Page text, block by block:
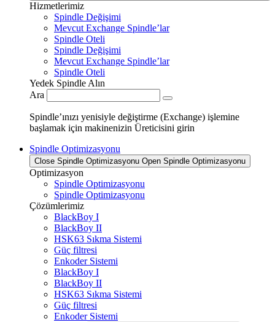
Hizmetlerimiz
Spindle Değişimi
Mevcut Exchange Spindle’lar
Spindle Oteli
Spindle Değişimi
Mevcut Exchange Spindle’lar
Spindle Oteli
Yedek Spindle Alın
Ara
Spindle’ınızı yenisiyle değiştirme (Exchange) işlemine
başlamak için makinenizin Üreticisini girin
Spindle Optimizasyonu
Close Spindle Optimizasyonu Open Spindle Optimizasyonu
Optimizasyon
Spindle Optimizasyonu
Spindle Optimizasyonu
Çözümlerimiz
BlackBoy I
BlackBoy II
HSK63 Sıkma Sistemi
Güç filtresi
Enkoder Sistemi
BlackBoy I
BlackBoy II
HSK63 Sıkma Sistemi
Güç filtresi
Enkoder Sistemi